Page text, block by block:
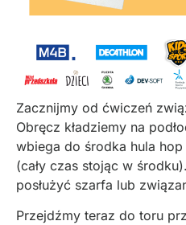
Zacznijmy od ćwiczeń
Obręcz kładziemy na
wbiega do środka hula
(cały czas stojąc w
posłużyć szarfa lub
Przejdźmy teraz do toru